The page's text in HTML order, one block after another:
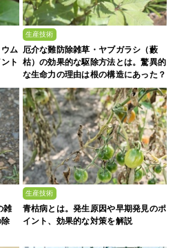
ム
ト
生産技術
厄介な難防除雑草・ヤブガラシ（藪
枯）の効果的な駆除方法とは。驚異的
な生命力の理由は根の構造にあった？
雑
生産技術
青枯病とは。発生原因や早期発見のポ
イント、効果的な対策を解説